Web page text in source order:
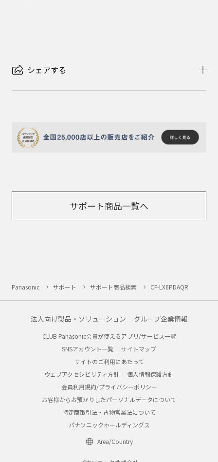
シェアする
サポート商品一覧へ
Panasonic サポート サポート商品検索 CF-LX6PDAQR
法人向け製品・ソリューション グループ企業情報
CLUB Panasonic会員が使えるアプリ/サービス一覧
SNSアカウント一覧
サイトマップ
サイトのご利用にあたって
ウェブアクセシビリティ方針
個人情報保護方針
会員利用規約/プライバシーポリシー
お客様からお預かりしたパーソナルデータについて
特定商取引法・古物営業法について
パナソニックホールディングス
Area/Country